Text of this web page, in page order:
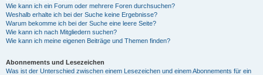
Wie kann ich ein Forum oder mehrere Foren durchsuchen?
Weshalb erhalte ich bei der Suche keine Ergebnisse?
Warum bekomme ich bei der Suche eine leere Seite?
Wie kann ich nach Mitgliedern suchen?
Wie kann ich meine eigenen Beiträge und Themen finden?
Abonnements und Lesezeichen
Was ist der Unterschied zwischen einem Lesezeichen und einem Abonnements für ein